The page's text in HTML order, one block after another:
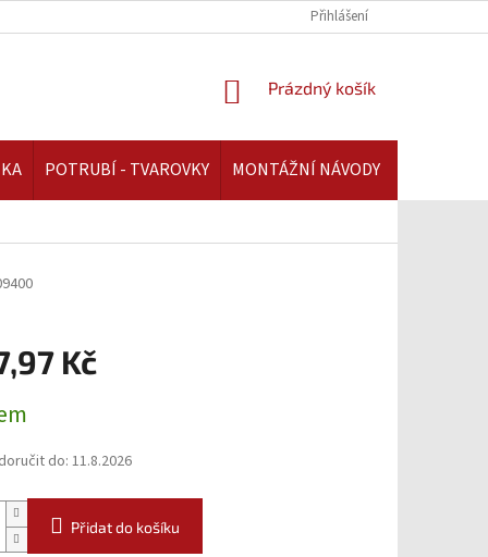
PLATBA A DOPRAVA |
Přihlášení
NÁKUPNÍ
Prázdný košík
POTRUBÍ - TVAROVKY MONTÁŽNÍ NÁVODY
Kč
do: 11.8.2026
Přidat do košíku